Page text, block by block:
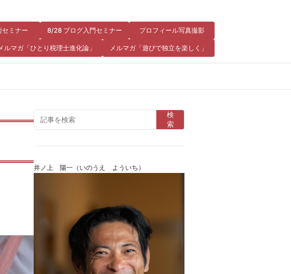
ミナー 8/28 ブログ入門セミナー プロフィール写真撮影
ルマガ「ひとり税理士進化論」 メルマガ「遊びで独立を楽しく」
検
索
井ノ上 陽一（いのうえ よういち）